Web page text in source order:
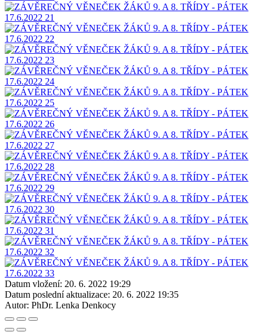
Datum vložení: 20. 6. 2022 19:29
Datum poslední aktualizace: 20. 6. 2022 19:35
Autor: PhDr. Lenka Denkocy